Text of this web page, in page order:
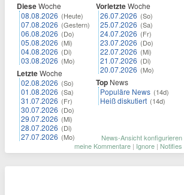
DieseWoche
08.08.2026 (Heute)
07.08.2026 (Gestern)
06.08.2026 (Do)
05.08.2026 (Mi)
04.08.2026 (Di)
03.08.2026 (Mo)
LetzteWoche
02.08.2026 (So)
01.08.2026 (Sa)
31.07.2026 (Fr)
30.07.2026 (Do)
29.07.2026 (Mi)
28.07.2026 (Di)
27.07.2026 (Mo)
VorletzteWoche
26.07.2026 (So)
25.07.2026 (Sa)
24.07.2026 (Fr)
23.07.2026 (Do)
22.07.2026 (Mi)
21.07.2026 (Di)
20.07.2026 (Mo)
Top News
Populäre News (14d)
Heiß diskutiert (14d)
News-Ansicht konfigurieren
meine Kommentare | Ignore | Notifies